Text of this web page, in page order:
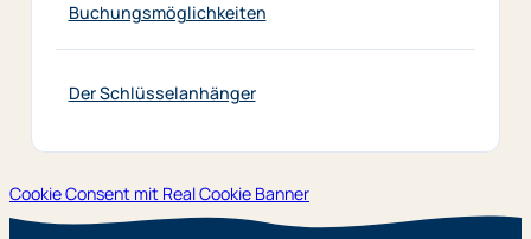
Buchungsmöglichkeiten
Der Schlüsselanhänger
Cookie Consent mit Real Cookie Banner